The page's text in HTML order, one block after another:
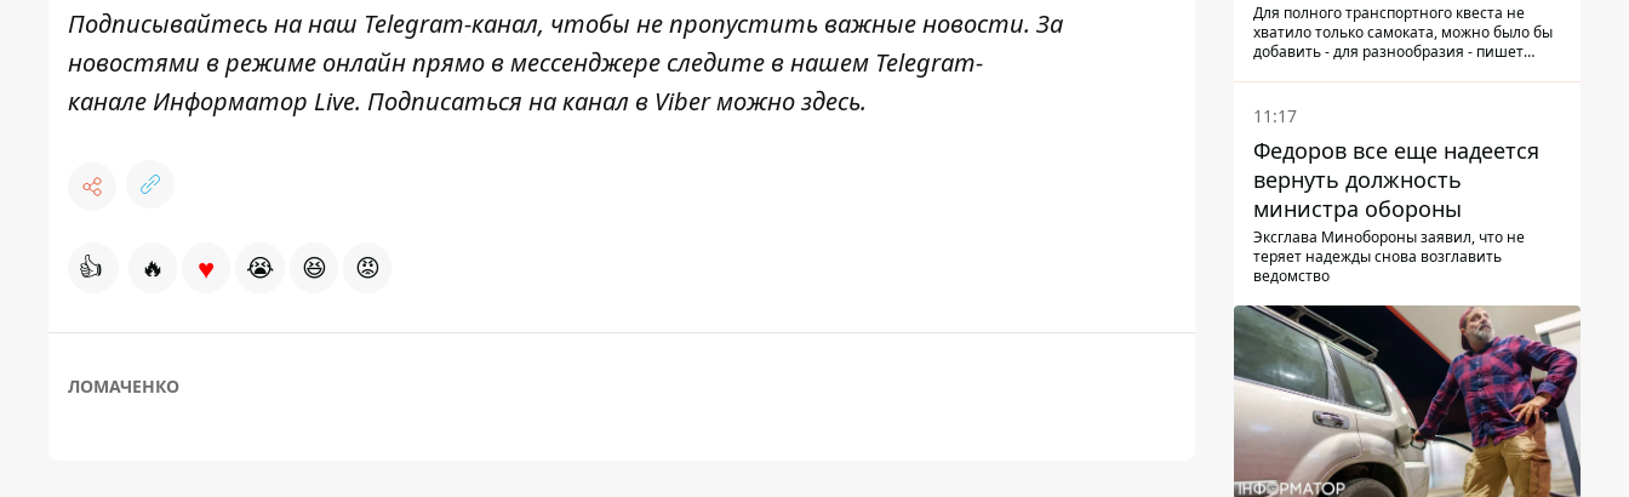
Подписывайтесь на наш Telegram-канал, чтобы не пропустить важные новости. За
новостями в режиме онлайн прямо в мессенджере следите в нашем Telegram-
канале Информатор Live. Подписаться на канал в Viber можноздесь.
👍 🔥 ♥ 😭 😆 😡
ЛОМАЧЕНКО
Для полного транспортного квеста не
хватило только самоката, можно было бы
добавить - для разнообразия - пишет
11:17
Федоров все еще надеется
вернуть должность
министра обороны
Эксглава Минобороны заявил, что не
теряет надежды снова возглавить
ведомство